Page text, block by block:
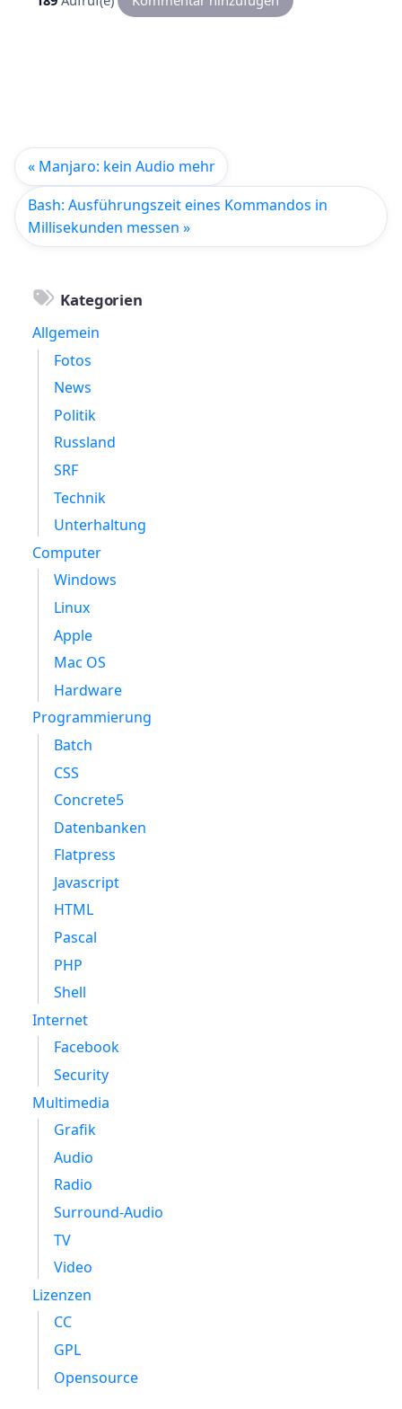
Bash: Ausführungszeit eines Kommandos in
Millisekunden messen »
« Manjaro: kein Audio mehr
Kategorien
Allgemein
Fotos
News
Politik
Russland
SRF
Technik
Unterhaltung
Computer
Windows
Linux
Apple
Mac OS
Hardware
Programmierung
Batch
CSS
Concrete5
Datenbanken
Flatpress
Javascript
HTML
Pascal
PHP
Shell
Internet
Facebook
Security
Multimedia
Grafik
Audio
Radio
Surround-Audio
TV
Video
Lizenzen
CC
GPL
Opensource